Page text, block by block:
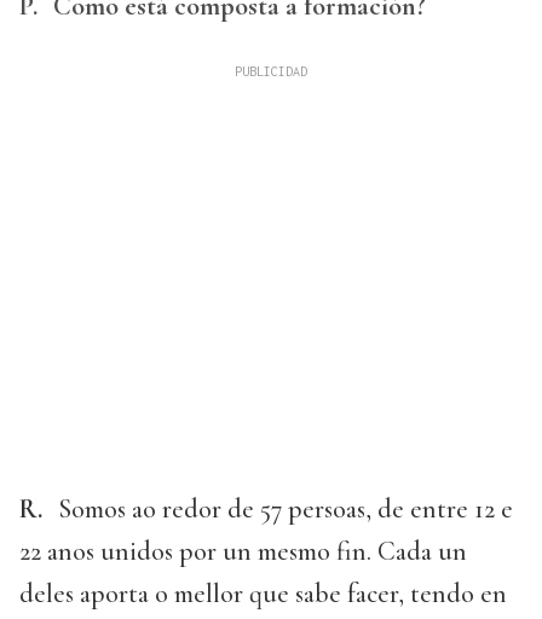
P. Como está composta a formación?
R. Somos ao redor de 57 persoas, de entre 12 e
22 anos unidos por un mesmo fin. Cada un
deles aporta o mellor que sabe facer, tendo en